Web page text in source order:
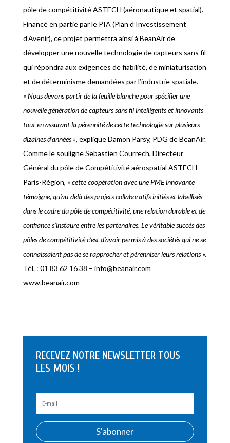
pôle de compétitivité ASTECH (aéronautique et spatial).
Financé en partie par le PIA (Plan d’Investissement
d’Avenir), ce projet permettra ainsi à BeanAir de
développer une nouvelle technologie de capteurs sans fil
qui répondra aux exigences de fiabilité, de miniaturisation
et de déterminisme demandées par l’industrie spatiale.
« Nous devons partir de la feuille blanche pour spécifier une
nouvelle génération de capteurs sans fil intelligents et innovants
tout en assurant la pérennité de cette technologie sur plusieurs
dizaines d’années », explique Damon Parsy, PDG de BeanAir.
Comme le souligne Sebastien Courrech, Directeur
Général du pôle de Compétitivité aérospatial ASTECH
Paris-Région, « cette coopération avec une PME innovante
témoigne, qu’au-delà des projets collaboratifs initiés et labellisés
dans le cadre du pôle de compétitivité, une relation durable et de
confiance s’instaure entre les partenaires. Le véritable succès des
pôles de compétitivité c’est d’avoir permis à des sociétés qui ne se
connaissaient pas de se rapprocher et pérenniser leurs relations ».
Tél. : 01 83 62 16 38 – info@beanair.com
www.beanair.com
RECEVEZ NOTRE NEWSLETTER TOUS
LES MOIS !
S'abonner